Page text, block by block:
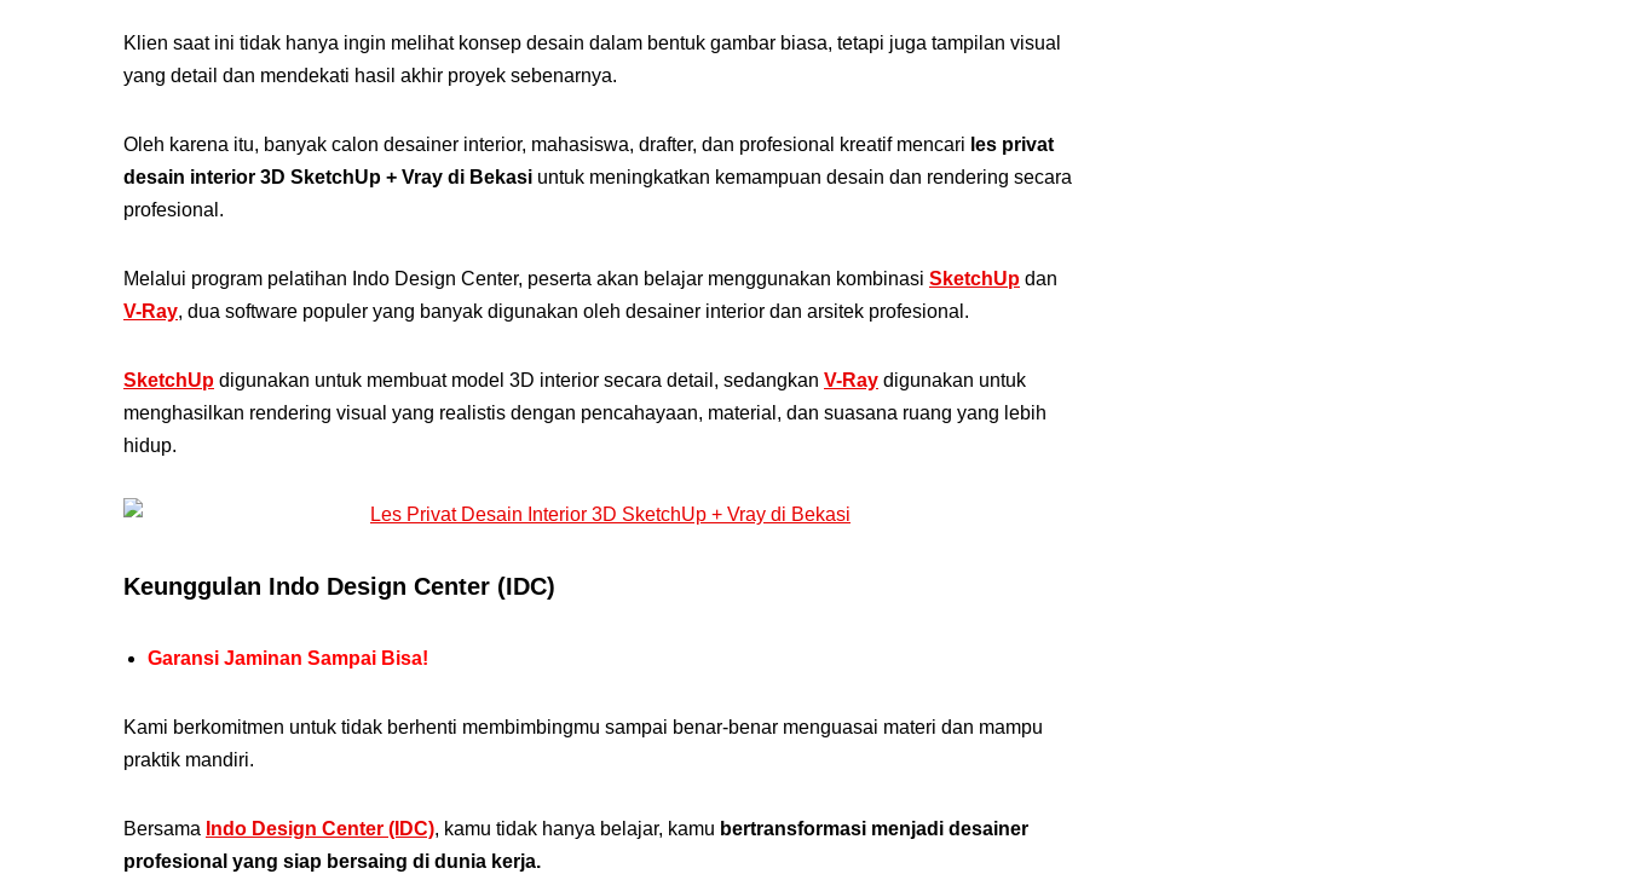
Klien saat ini tidak hanya ingin melihat konsep desain dalam bentuk gambar biasa, tetapi juga tampilan visual
yang detail dan mendekati hasil akhir proyek sebenarnya.
Oleh karena itu, banyak calon desainer interior, mahasiswa, drafter, dan profesional kreatif mencari les privat
desain interior 3D SketchUp + Vray di Bekasi untuk meningkatkan kemampuan desain dan rendering secara
profesional.
Melalui program pelatihan Indo Design Center, peserta akan belajar menggunakan kombinasi SketchUp dan
V-Ray, dua software populer yang banyak digunakan oleh desainer interior dan arsitek profesional.
SketchUp digunakan untuk membuat model 3D interior secara detail, sedangkan V-Ray digunakan untuk
menghasilkan rendering visual yang realistis dengan pencahayaan, material, dan suasana ruang yang lebih
hidup.
Keunggulan Indo Design Center (IDC)
Garansi Jaminan Sampai Bisa!
Kami berkomitmen untuk tidak berhenti membimbingmu sampai benar-benar menguasai materi dan mampu
praktik mandiri.
Bersama Indo Design Center (IDC), kamu tidak hanya belajar, kamu bertransformasi menjadi desainer
profesional yang siap bersaing di dunia kerja.